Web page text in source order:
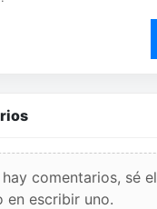
comentarios, sé el
en escribir uno.